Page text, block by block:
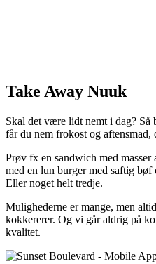
Take Away Nuuk
Skal det være lidt nemt i dag? Så
får du nem frokost og
Prøv fx en sandwich med
med en lun burger med saftig
Eller noget helt tredje.
Mulighederne er mange, men
kokkererer. Og vi går aldrig på
kvalitet.